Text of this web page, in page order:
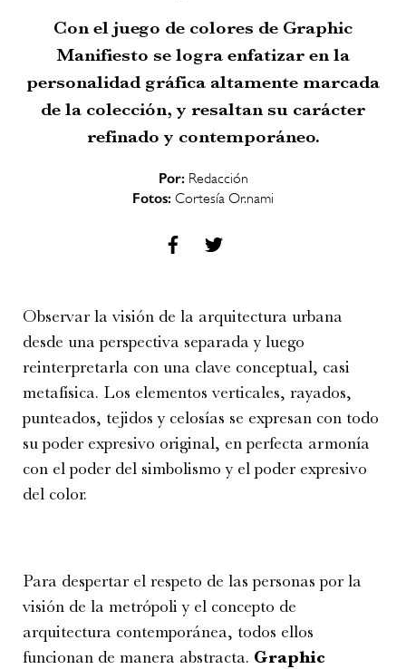
Con el juego de colores de Graphic
Manifiesto se logra enfatizar en la
personalidad gráfica altamente marcada
de la colección, y resaltan su carácter
refinado y contemporáneo.
Por: Redacción
Fotos: Cortesía Or.nami
Observar la visión de la arquitectura urbana
desde una perspectiva separada y luego
reinterpretarla con una clave conceptual, casi
metafísica. Los elementos verticales, rayados,
punteados, tejidos y celosías se expresan con todo
su poder expresivo original, en perfecta armonía
con el poder del simbolismo y el poder expresivo
del color.
Para despertar el respeto de las personas por la
visión de la metrópoli y el concepto de
arquitectura contemporánea, todos ellos
funcionan de manera abstracta. Graphic